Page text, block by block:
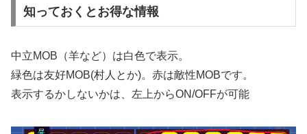
知っておくとお得な情報
中立MOB（羊など）は白色で表示。
緑色は友好MOB(村人とか)。赤は敵性MOBです。
表示するかしないかは、左上からON/OFFが可能